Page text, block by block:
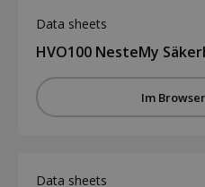
Data sheets
HVO100 NesteMy
Im
Data sheets